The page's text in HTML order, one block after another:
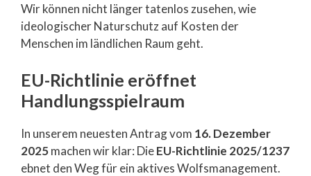
Wir können nicht länger tatenlos zusehen, wie
ideologischer Naturschutz auf Kosten der
Menschen im ländlichen Raum geht.
EU-Richtlinie eröffnet
Handlungsspielraum
In unserem neuesten Antrag vom 16. Dezember
2025machen wir klar: DieEU-Richtlinie 2025/1237
ebnet den Weg für ein aktives Wolfsmanagement.